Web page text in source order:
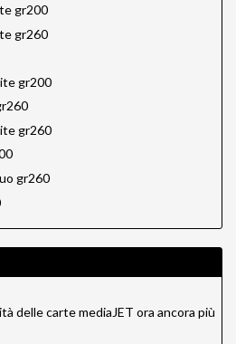
gr200
gr260
gr200
gr260
gr260
delle carte mediaJET ora ancora più